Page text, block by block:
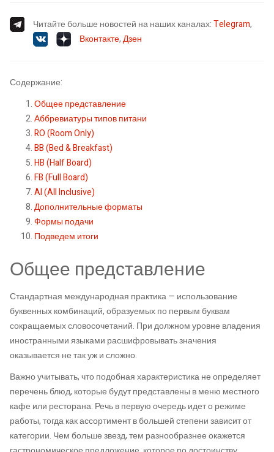
Читайте больше новостей на наших каналах:Telegram,
Вконтакте,Дзен
Содержание:
Общее представление
Аббревиатуры типов питани
RO (Room Only)
BB (Bed & Breakfast)
HB (Half Board)
FB (Full Board)
AI (All Inclusive)
Дополнительные форматы
Формы подачи
Подведем итоги
Общее представление
Стандартная международная практика — использование
буквенных комбинаций, образуемых по первым буквам
сокращаемых словосочетаний. При должном уровне владения
иностранными языками расшифровывать значения
оказывается не так уж и сложно.
Важно учитывать, что подобная характеристика не определяет
перечень блюд, которые будут представлены в меню местного
кафе или ресторана. Речь в первую очередь идет о режиме
работы, тогда как ассортимент в большей степени зависит от
категории. Чем больше звезд, тем разнообразнее окажется